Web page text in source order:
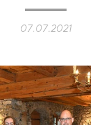
07.07.2021